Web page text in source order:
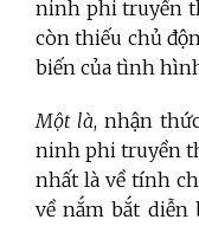
ninh phi truyền
còn thiếu chủ
biến của tình
Một là, nhận
ninh phi truyền
nhất là về tính
về nắm bắt diễn